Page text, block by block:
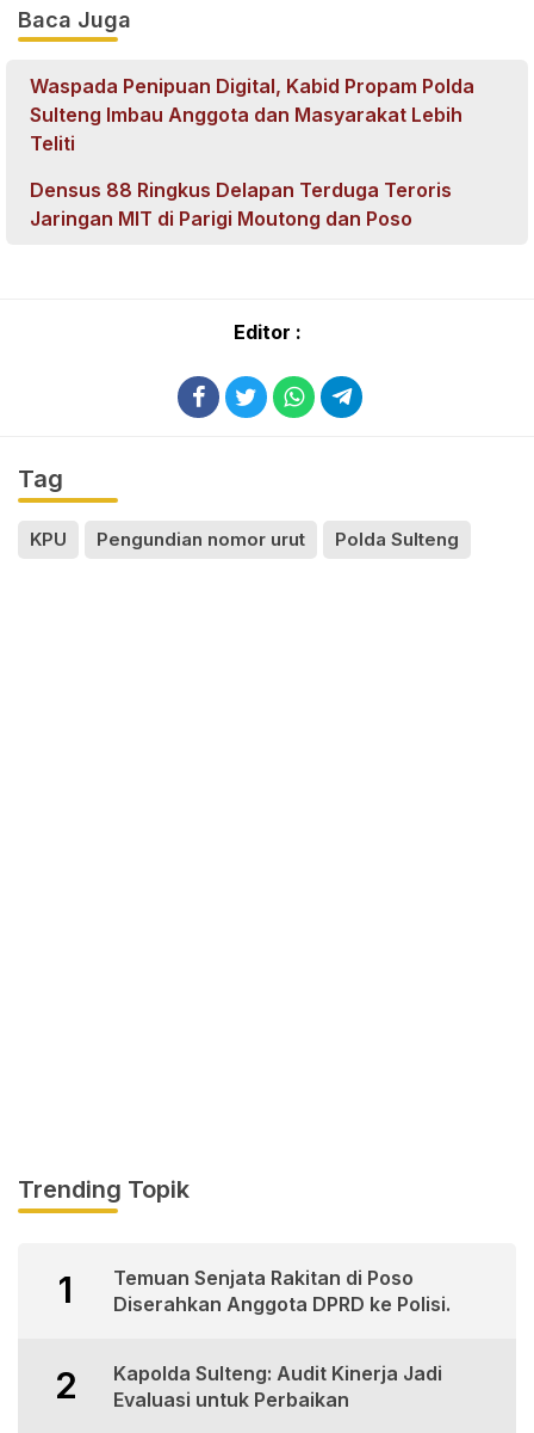
Baca Juga
Waspada Penipuan Digital, Kabid Propam Polda
Sulteng Imbau Anggota dan Masyarakat Lebih
Teliti
Densus 88 Ringkus Delapan Terduga Teroris
Jaringan MIT di Parigi Moutong dan Poso
Editor :
Tag
KPU Pengundian nomor urut Polda Sulteng
Trending Topik
1
Temuan Senjata Rakitan di Poso
Diserahkan Anggota DPRD ke Polisi.
2
Kapolda Sulteng: Audit Kinerja Jadi
Evaluasi untuk Perbaikan